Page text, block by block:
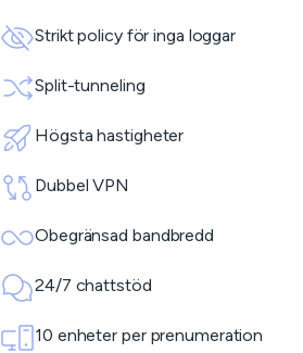
Strikt policy för inga loggar
Split-tunneling
Högsta hastigheter
Dubbel VPN
Obegränsad bandbredd
24/7 chattstöd
10 enheter per prenumeration